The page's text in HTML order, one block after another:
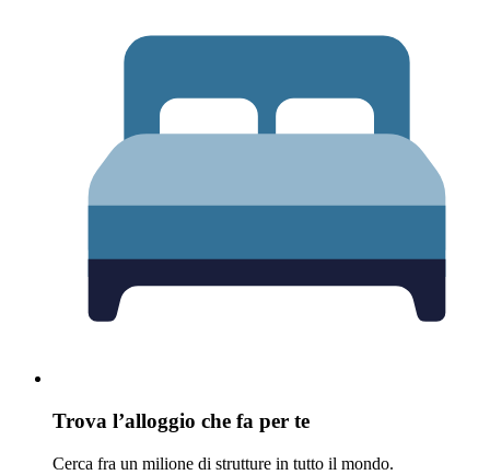
Trova l’alloggio che fa per te
Cerca fra un milione di strutture in tutto il mondo.